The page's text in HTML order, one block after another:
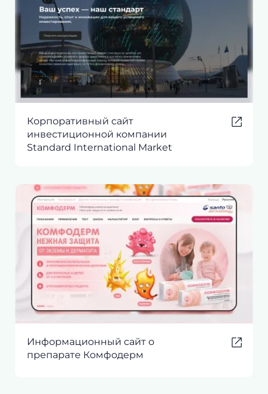
Корпоративный сайт
инвестиционной компании
Standard International Market
Информационный сайт о
препарате Комфодерм